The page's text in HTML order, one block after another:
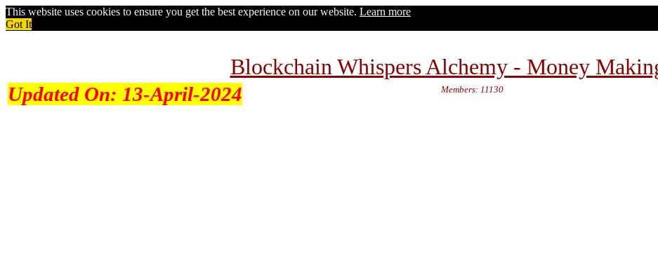
This website uses cookies to ensure you get the best experience on our website. Learn more
Got It
Blockchain Whispers Alchemy - Money
Updated On: 13-April-2024 Members: 11130